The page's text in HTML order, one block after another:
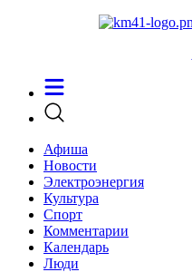
Афиша
Новости
Электроэнергия
Культура
Спорт
Комментарии
Календарь
Люди